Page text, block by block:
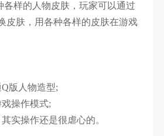
各样的人物皮肤，玩家可以通过
皮肤，用各种各样的皮肤在游戏
版人物造型;
操作模式;
实操作还是很虐心的。